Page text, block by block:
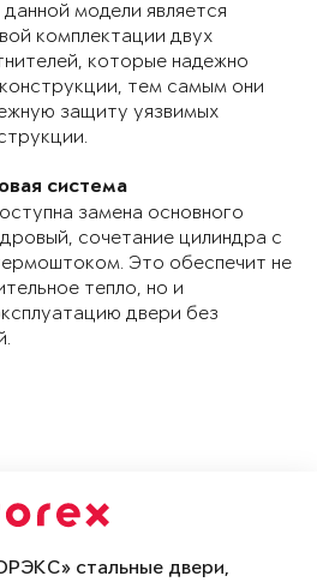
модели является
комплектации двух
которые надежно
тем самым они
защиту уязвимых
система
замена основного
сочетание цилиндра с
Это обеспечит не
тепло, но и
двери без
стальные двери,